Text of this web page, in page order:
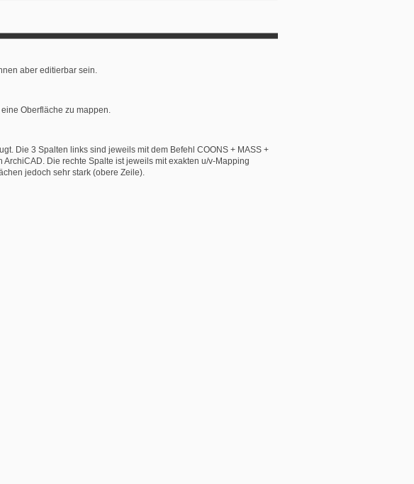
aber editierbar sein.
Oberfläche zu mappen.
Die 3 Spalten links sind jeweils mit dem Befehl COONS + MASS +
Die rechte Spalte ist jeweils mit exakten u/v-Mapping
jedoch sehr stark (obere Zeile).